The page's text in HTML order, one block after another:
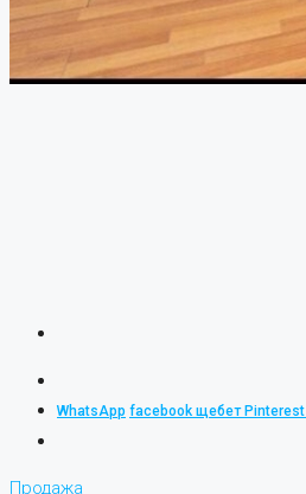
WhatsApp facebook щебет Pinterest
Продажа